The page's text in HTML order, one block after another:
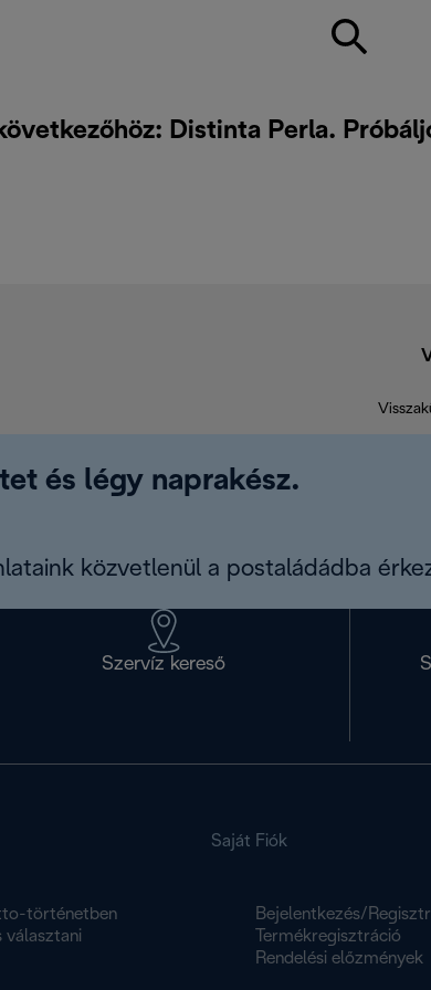
Distinta Perla.
és légy naprakész.
közvetlenül a postaládádba
Szervíz kereső
történetben
választani
Saját Fiók
Bejelentkezés/
Termékregisztráció
Rendelési előzmények